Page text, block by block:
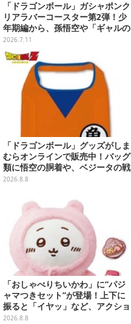
「ドラゴンボール」ガシャポンク
リアラバーコースター第2弾！少
年期編から、孫悟空や「ギャルの
パンティおくれーっ！」のウーロ
ンなどズラリ
2026.7.11
「ドラゴンボール」グッズがしま
むらオンラインで販売中！バッグ
類に悟空の胴着や、ベジータの戦
闘服を大胆デザイン
2026.8.8
「おしゃべりちいかわ」に“パジ
ャマつきセット”が登場！上下に
振ると「イヤッ」など、アクショ
ンに応じて喋ってくれる
2026.8.8